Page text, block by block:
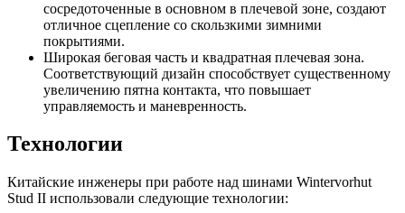
сосредоточенные в основном в плечевой зоне, создают
отличное сцепление со скользкими зимними
покрытиями.
Широкая беговая часть и квадратная плечевая зона.
Соответствующий дизайн способствует существенному
увеличению пятна контакта, что повышает
управляемость и маневренность.
Технологии
Китайские инженеры при работе над шинами Wintervorhut
Stud II использовали следующие технологии: